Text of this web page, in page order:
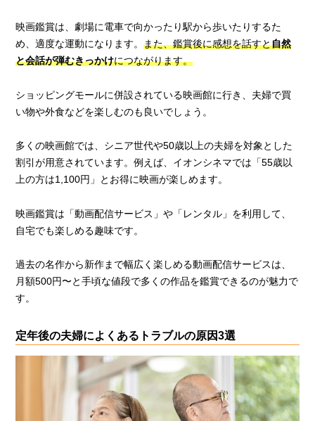
映画鑑賞は、劇場に電車で向かったり駅から歩いたりするた
め、適度な運動になります。また、鑑賞後に感想を話すと自然
と会話が弾むきっかけにつながります。
ショッピングモールに併設されている映画館に行き、夫婦で買
い物や外食などを楽しむのも良いでしょう。
多くの映画館では、シニア世代や50歳以上の夫婦を対象とした
割引が用意されています。例えば、イオンシネマでは「55歳以
上の方は1,100円」とお得に映画が楽しめます。
映画鑑賞は「動画配信サービス」や「レンタル」を利用して、
自宅でも楽しめる趣味です。
過去の名作から新作まで幅広く楽しめる動画配信サービスは、
月額500円〜と手頃な値段で多くの作品を鑑賞できるのが魅力で
す。
定年後の夫婦によくあるトラブルの原因3選